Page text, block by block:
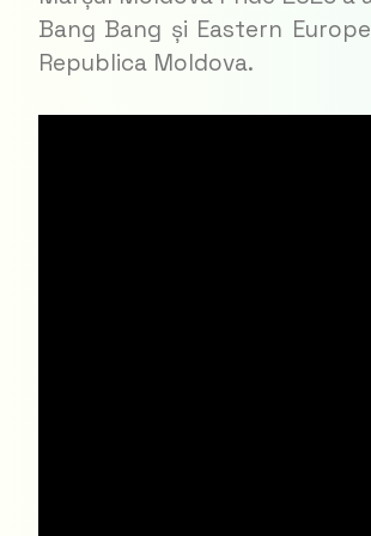
Bang Bang și Eastern
Republica Moldova.